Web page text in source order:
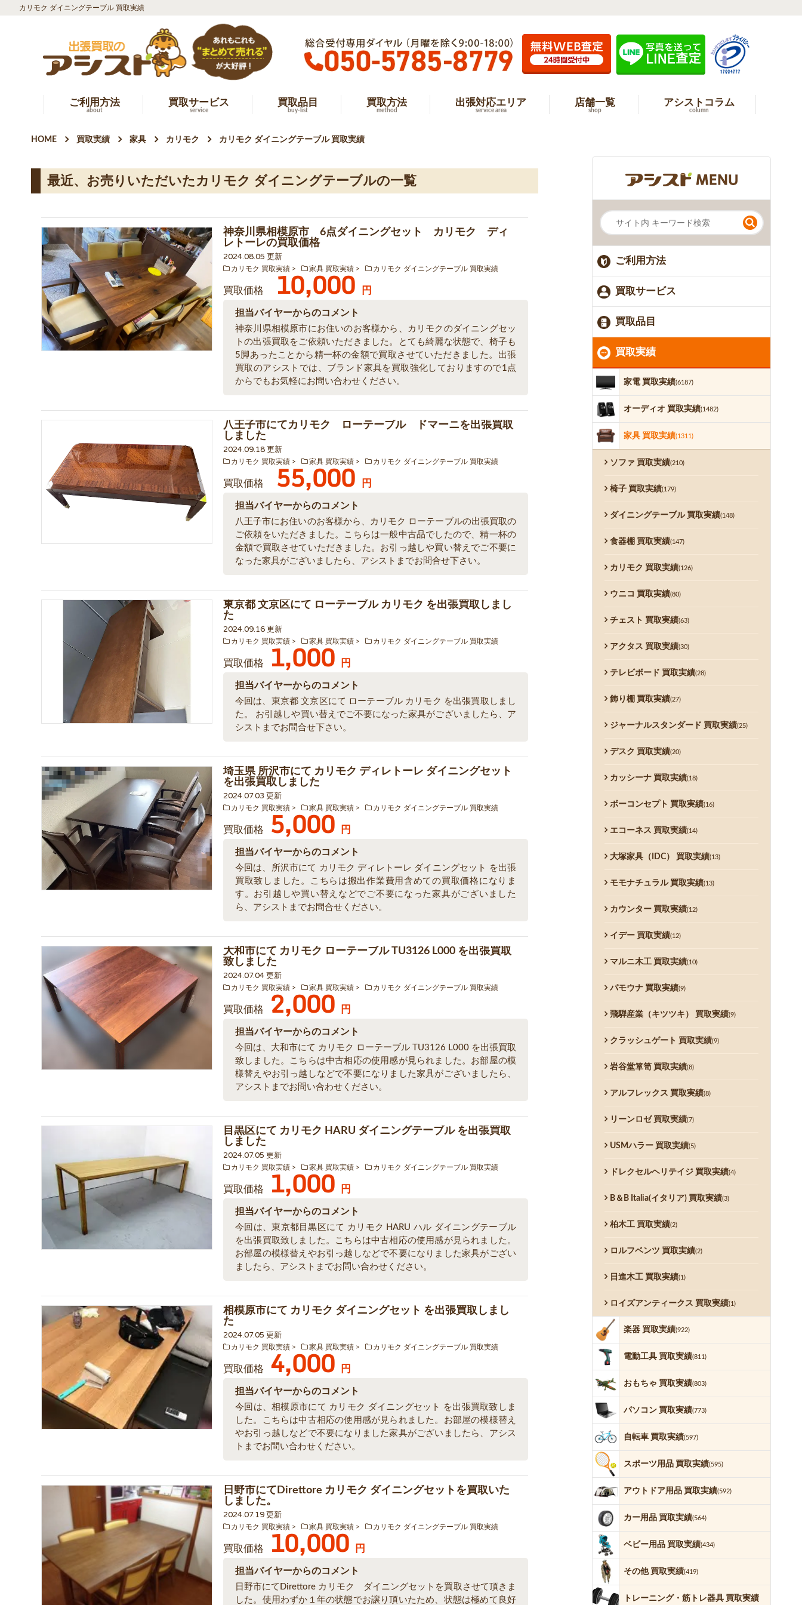
カリモク ダイニングテーブル 買取実績
ご利用方法
about
買取サービス
service
買取品目
buy-list
買取方法
method
出張対応エリア
service area
店舗一覧
shop
アシストコラム
column
HOME 買取実績 家具 カリモク カリモク ダイニングテーブル 買取実績
最近、お売りいただいたカリモク ダイニングテーブルの一覧
神奈川県相模原市 6点ダイニングセット カリモク ディ
レトーレの買取価格
2024.08.05 更新
カリモク 買取実績 家具 買取実績 カリモク ダイニングテーブル 買取実績
買取価格 10,000 円
担当バイヤーからのコメント
神奈川県相模原市にお住いのお客様から、カリモクのダイニングセッ
トの出張買取をご依頼いただきました。とても綺麗な状態で、椅子も
5脚あったことから精一杯の金額で買取させていただきました。出張
買取のアシストでは、ブランド家具を買取強化しておりますので1点
からでもお気軽にお問い合わせください。
八王子市にてカリモク ローテーブル ドマーニを出張買取
しました
2024.09.18 更新
カリモク 買取実績 家具 買取実績 カリモク ダイニングテーブル 買取実績
買取価格 55,000 円
担当バイヤーからのコメント
八王子市にお住いのお客様から、カリモク ローテーブルの出張買取の
ご依頼をいただきました。こちらは一般中古品でしたので、精一杯の
金額で買取させていただきました。お引っ越しや買い替えでご不要に
なった家具がございましたら、アシストまでお問合せ下さい。
東京都 文京区にて ローテーブル カリモク を出張買取しまし
た
2024.09.16 更新
カリモク 買取実績 家具 買取実績 カリモク ダイニングテーブル 買取実績
買取価格 1,000 円
担当バイヤーからのコメント
今回は、東京都 文京区にて ローテーブル カリモク を出張買取しまし
た。 お引越しや買い替えでご不要になった家具がございましたら、ア
シストまでお問合せ下さい。
埼玉県 所沢市にて カリモク ディレトーレ ダイニングセット
を出張買取しました
2024.07.03 更新
カリモク 買取実績 家具 買取実績 カリモク ダイニングテーブル 買取実績
買取価格 5,000 円
担当バイヤーからのコメント
今回は、所沢市にて カリモク ディレトーレ ダイニングセット を出張
買取致しました。こちらは搬出作業費用含めての買取価格になりま
す。お引越しや買い替えなどでご不要になった家具がございました
ら、アシストまでお問合せください。
大和市にて カリモク ローテーブル TU3126 L000 を出張買取
致しました
2024.07.04 更新
カリモク 買取実績 家具 買取実績 カリモク ダイニングテーブル 買取実績
買取価格 2,000 円
担当バイヤーからのコメント
今回は、大和市にて カリモク ローテーブル TU3126 L000 を出張買取
致しました。こちらは中古相応の使用感が見られました。お部屋の模
様替えやお引っ越しなどで不要になりました家具がございましたら、
アシストまでお問い合わせください。
目黒区にて カリモク HARU ダイニングテーブル を出張買取
しました
2024.07.05 更新
カリモク 買取実績 家具 買取実績 カリモク ダイニングテーブル 買取実績
買取価格 1,000 円
担当バイヤーからのコメント
今回は、東京都目黒区にて カリモク HARU ハル ダイニングテーブル
を出張買取致しました。こちらは中古相応の使用感が見られました。
お部屋の模様替えやお引っ越しなどで不要になりました家具がござい
ましたら、アシストまでお問い合わせください。
相模原市にて カリモク ダイニングセット を出張買取しまし
た
2024.07.05 更新
カリモク 買取実績 家具 買取実績 カリモク ダイニングテーブル 買取実績
買取価格 4,000 円
担当バイヤーからのコメント
今回は、相模原市にて カリモク ダイニングセット を出張買取致しま
した。こちらは中古相応の使用感が見られました。お部屋の模様替え
やお引っ越しなどで不要になりました家具がございましたら、アシス
トまでお問い合わせください。
日野市にてDirettore カリモク ダイニングセットを買取いた
しました。
2024.07.19 更新
カリモク 買取実績 家具 買取実績 カリモク ダイニングテーブル 買取実績
買取価格 10,000 円
担当バイヤーからのコメント
日野市にてDirettore カリモク ダイニングセットを買取させて頂きま
した。使用わずか１年の状態でお譲り頂いたため、状態は極めて良好
ご利用方法
買取サービス
買取品目
買取実績
家電 買取実績(6187)
オーディオ 買取実績(1482)
家具 買取実績(1311)
ソファ 買取実績(210)
椅子 買取実績(179)
ダイニングテーブル 買取実績(148)
食器棚 買取実績(147)
カリモク 買取実績(126)
ウニコ 買取実績(80)
チェスト 買取実績(63)
アクタス 買取実績(30)
テレビボード 買取実績(28)
飾り棚 買取実績(27)
ジャーナルスタンダード 買取実績(25)
デスク 買取実績(20)
カッシーナ 買取実績(18)
ボーコンセプト 買取実績(16)
エコーネス 買取実績(14)
大塚家具（IDC） 買取実績(13)
モモナチュラル 買取実績(13)
カウンター 買取実績(12)
イデー 買取実績(12)
マルニ木工 買取実績(10)
パモウナ 買取実績(9)
飛騨産業（キツツキ） 買取実績(9)
クラッシュゲート 買取実績(9)
岩谷堂箪笥 買取実績(8)
アルフレックス 買取実績(8)
リーンロゼ 買取実績(7)
USMハラー 買取実績(5)
ドレクセルヘリテイジ 買取実績(4)
B＆B Italia(イタリア) 買取実績(3)
柏木工 買取実績(2)
ロルフベンツ 買取実績(2)
日進木工 買取実績(1)
ロイズアンティークス 買取実績(1)
楽器 買取実績(922)
電動工具 買取実績(811)
おもちゃ 買取実績(803)
パソコン 買取実績(773)
自転車 買取実績(597)
スポーツ用品 買取実績(595)
アウトドア用品 買取実績(592)
カー用品 買取実績(564)
ベビー用品 買取実績(434)
その他 買取実績(419)
トレーニング・筋トレ器具 買取実績